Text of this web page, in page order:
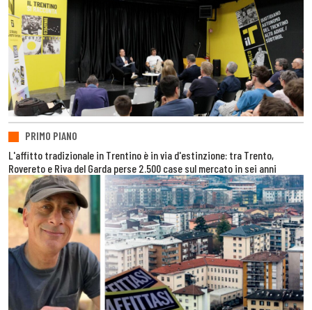
PRIMO PIANO
L'affitto tradizionale in Trentino è in via d'estinzione: tra Trento,
Rovereto e Riva del Garda perse 2.500 case sul mercato in sei anni